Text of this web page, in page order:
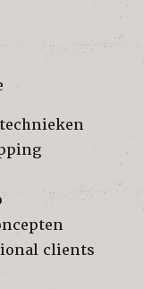
clients